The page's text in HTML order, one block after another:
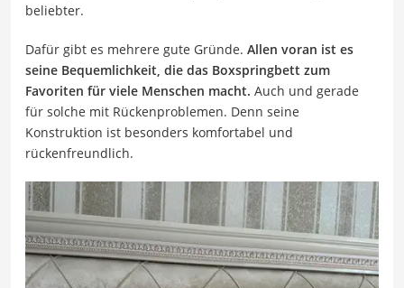
beliebter.
Dafür gibt es mehrere gute Gründe. Allen voran ist es
seine Bequemlichkeit, die das Boxspringbett zum
Favoriten für viele Menschen macht. Auch und gerade
für solche mit Rückenproblemen. Denn seine
Konstruktion ist besonders komfortabel und
rückenfreundlich.